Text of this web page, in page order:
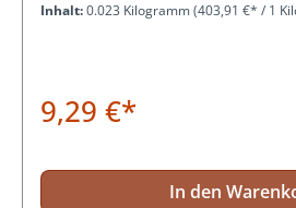
Inhalt:0.023 Kilogramm(403,91 €* / 1
9,29 €*
In den